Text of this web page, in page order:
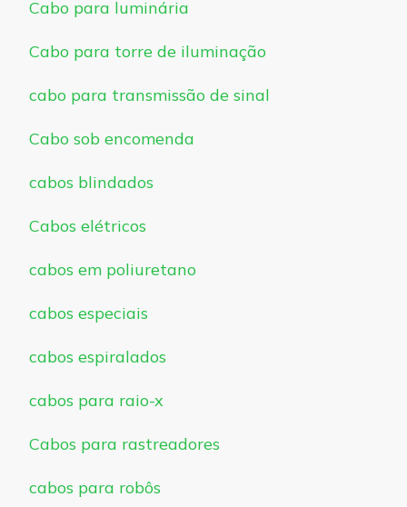
Cabo para luminária
Cabo para torre de iluminação
cabo para transmissão de sinal
Cabo sob encomenda
cabos blindados
Cabos elétricos
cabos em poliuretano
cabos especiais
cabos espiralados
cabos para raio-x
Cabos para rastreadores
cabos para robôs